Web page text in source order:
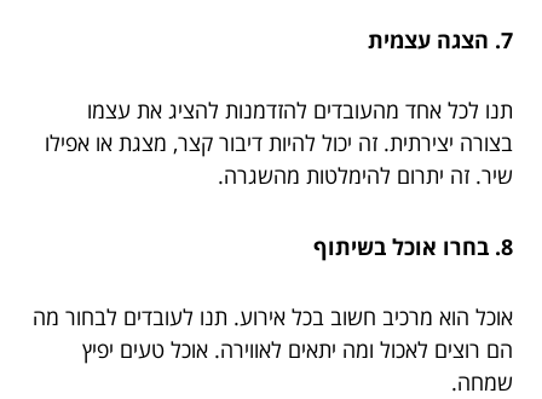
7. הצגה עצמית
תנו לכל אחד מהעובדים להזדמנות להציג את עצמו
בצורה יצירתית. זה יכול להיות דיבור קצר, מצגת או אפילו
שיר. זה יתרום להימלטות מהשגרה.
8. בחרו אוכל בשיתוף
אוכל הוא מרכיב חשוב בכל אירוע. תנו לעובדים לבחור מה
הם רוצים לאכול ומה יתאים לאווירה. אוכל טעים יפיץ
שמחה.